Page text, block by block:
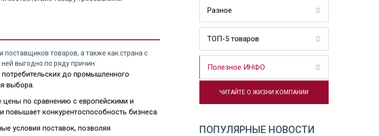
товаров, а также как страна с
выгодно по ряду причин:
до промышленного
выбора.
цены по сравнению с европейскими и
повышает конкурентоспособность бизнеса.
условия поставок, позволяя
Разное
ТОП-5 товаров
Полезное ИНФО
ЧИТАЙТЕ О ЖИЗНИ КОМПАНИИ
ПОПУЛЯРНЫЕ НОВОСТИ